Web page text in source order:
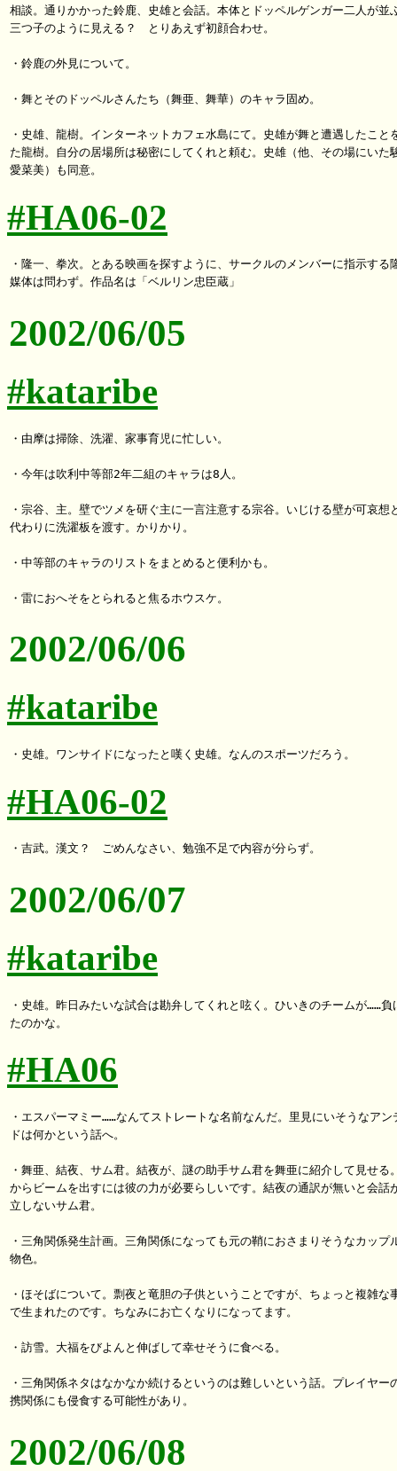
相談。通りかかった鈴鹿、史雄と会話。本体とドッペルゲンガー二人が並
三つ子のように見える？　とりあえず初顔合わせ。
・鈴鹿の外見について。
・舞とそのドッペルさんたち（舞亜、舞華）のキャラ固め。
・史雄、龍樹。インターネットカフェ水島にて。史雄が舞と遭遇したこと
た龍樹。自分の居場所は秘密にしてくれと頼む。史雄（他、その場にいた
#HA06-02
・隆一、拳次。とある映画を探すように、サークルのメンバーに指示する
2002/06/05
#kataribe
・由摩は掃除、洗濯、家事育児に忙しい。
・今年は吹利中等部2年二組のキャラは8人。
・宗谷、主。壁でツメを研ぐ主に一言注意する宗谷。いじける壁が可哀想
代わりに洗濯板を渡す。かりかり。
・中等部のキャラのリストをまとめると便利かも。
2002/06/06
#kataribe
#HA06-02
2002/06/07
#kataribe
・史雄。昨日みたいな試合は勘弁してくれと呟く。ひいきのチームが……負
#HA06
・エスパーマミー……なんてストレートな名前なんだ。里見にいそうなアン
ドは何かという話へ。
・舞亜、結夜、サム君。結夜が、謎の助手サム君を舞亜に紹介して見せる
からビームを出すには彼の力が必要らしいです。結夜の通訳が無いと会話
立しないサム君。
・三角関係発生計画。三角関係になっても元の鞘におさまりそうなカップ
物色。
・ほそばについて。剽夜と竜胆の子供ということですが、ちょっと複雑な
で生まれたのです。ちなみにお亡くなりになってます。
・訪雪。大福をびよんと伸ばして幸せそうに食べる。
・三角関係ネタはなかなか続けるというのは難しいという話。プレイヤー
2002/06/08